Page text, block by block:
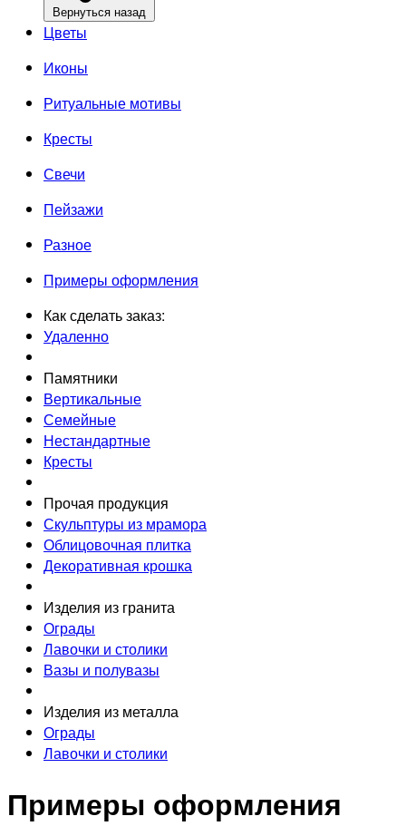
Вернуться назад
Цветы
Иконы
Ритуальные мотивы
Кресты
Свечи
Пейзажи
Разное
Примеры оформления
Как сделать заказ:
Удаленно
Памятники
Вертикальные
Семейные
Нестандартные
Кресты
Прочая продукция
Скульптуры из мрамора
Облицовочная плитка
Декоративная крошка
Изделия из гранита
Ограды
Лавочки и столики
Вазы и полувазы
Изделия из металла
Ограды
Лавочки и столики
Примеры оформления